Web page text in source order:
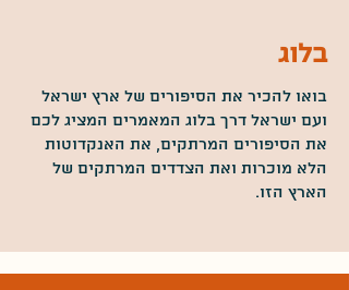
בלוג
בואו להכיר את הסיפורים של ארץ ישראל
ועם ישראל דרך בלוג המאמרים המציג לכם
את הסיפורים המרתקים, את האנקדוטות
הלא מוכרות ואת הצדדים המרתקים של
הארץ הזו.